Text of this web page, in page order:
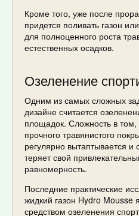
Кроме того, уже после
придется поливать газон
для полноценного роста
естественных осадков.
Озеленение
Одним из самых сложных
дизайне считается
площадок. Сложность в
прочного травянистого
регулярно вытаптывается и
теряет свой
равномерность.
Последние практические
жидкий газон Hydro Mousse
средством озеленения